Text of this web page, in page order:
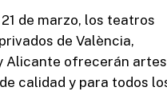
de marzo, los teatros
de València,
Alicante ofrecerán artes
calidad y para todos